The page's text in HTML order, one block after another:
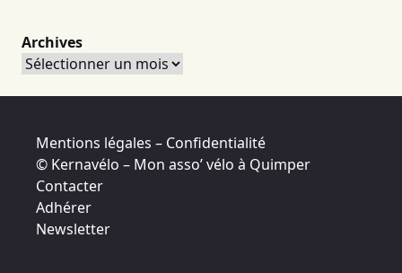
Archives
Archives
Mentions légales – Confidentialité
© Kernavélo – Mon asso’ vélo à Quimper
Contacter
Adhérer
Newsletter